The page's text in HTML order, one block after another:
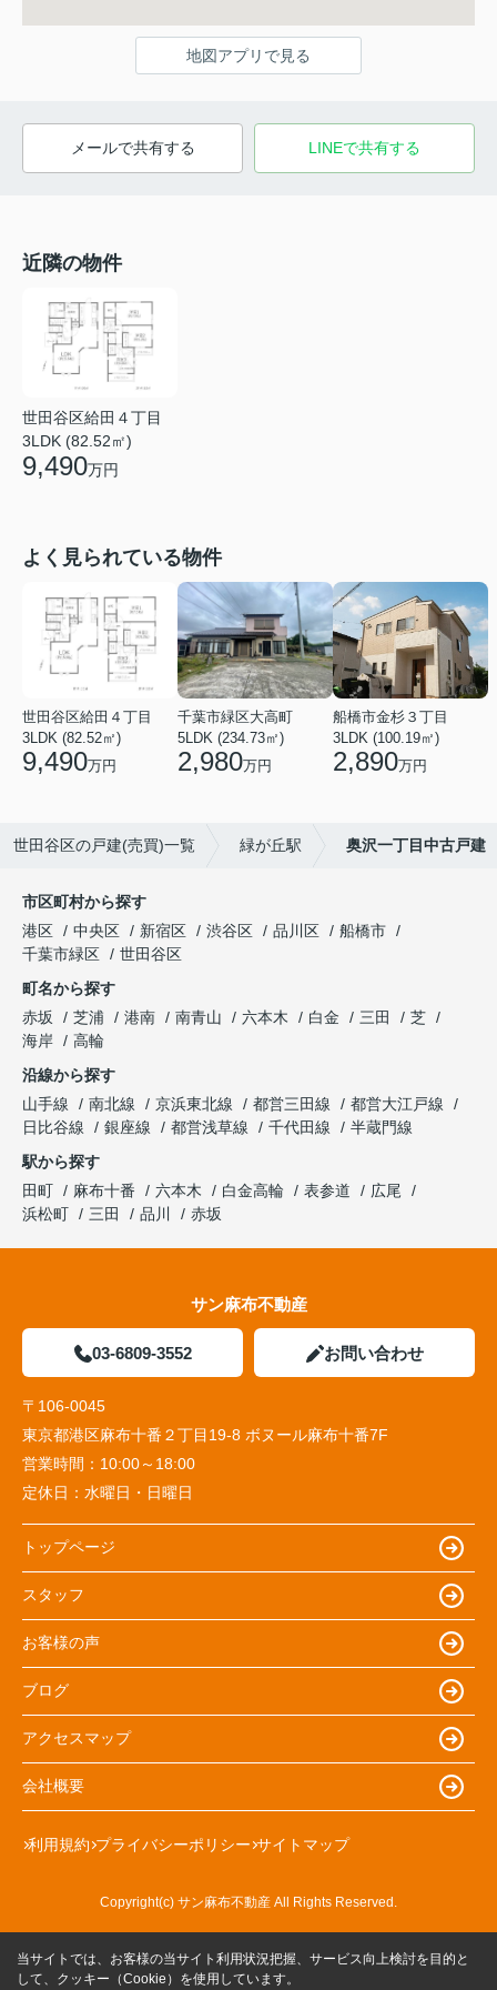
地図アプリで見る
メールで共有する LINEで共有する
近隣の物件
世田谷区給田４丁目
3LDK (82.52㎡)
9,490万円
よく見られている物件
世田谷区給田４丁目
3LDK (82.52㎡)
9,490万円
千葉市緑区大高町
5LDK (234.73㎡)
2,980万円
船橋市金杉３丁目
3LDK (100.19㎡)
2,890万円
世田谷区の戸建(売買)一覧 緑が丘駅 奥沢一丁目中古戸建
市区町村から探す
港区
中央区 新宿区 渋谷区 品川区
船橋市
千葉市緑区
世田谷区
町名から探す
赤坂
芝浦 港南 南青山 六本木 白金 三田
芝
海岸
高輪
沿線から探す
山手線
南北線 京浜東北線 都営三田線
都営大江戸線
日比谷線
銀座線 都営浅草線 千代田線
半蔵門線
駅から探す
田町
麻布十番 六本木 白金高輪 表参道
広尾
浜松町
三田 品川 赤坂
サン麻布不動産
03-6809-3552 お問い合わせ
〒106-0045
東京都港区麻布十番２丁目19-8 ボヌール麻布十番7F
営業時間： 10:00～18:00
定休日： 水曜日・日曜日
トップページ
スタッフ
お客様の声
ブログ
アクセスマップ
会社概要
利用規約 プライバシーポリシー サイトマップ
Copyright(c) サン麻布不動産 All Rights Reserved.
当サイトでは、お客様の当サイト利用状況把握、サービス向上検討を目的と
して、クッキー（Cookie）を使用しています。